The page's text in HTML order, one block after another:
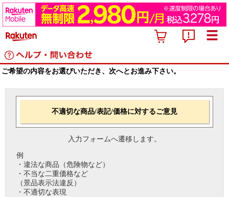
ご希望の内容をお選びいただき、次へとお進み下さい。
不適切な商品/表記/価格に対するご意見
入力フォームへ遷移します。
例
・違法な商品（危険物など）
・不当な二重価格など
（景品表示法違反）
・不適切な表現